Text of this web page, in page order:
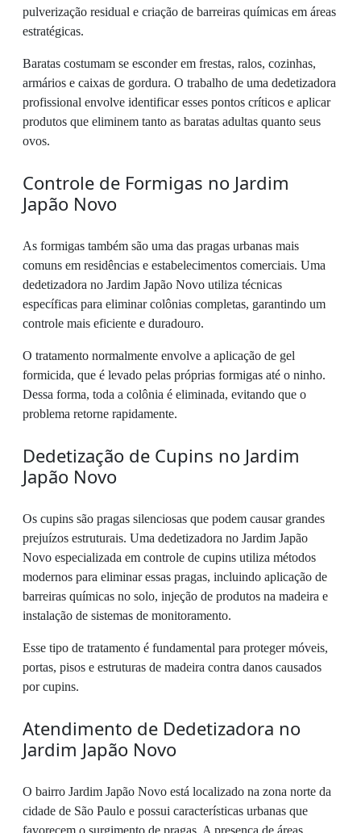
pulverização residual e criação de barreiras químicas em áreas
estratégicas.
Baratas costumam se esconder em frestas, ralos, cozinhas,
armários e caixas de gordura. O trabalho de uma dedetizadora
profissional envolve identificar esses pontos críticos e aplicar
produtos que eliminem tanto as baratas adultas quanto seus
ovos.
Controle de Formigas no Jardim
Japão Novo
As formigas também são uma das pragas urbanas mais
comuns em residências e estabelecimentos comerciais. Uma
dedetizadora no Jardim Japão Novo utiliza técnicas
específicas para eliminar colônias completas, garantindo um
controle mais eficiente e duradouro.
O tratamento normalmente envolve a aplicação de gel
formicida, que é levado pelas próprias formigas até o ninho.
Dessa forma, toda a colônia é eliminada, evitando que o
problema retorne rapidamente.
Dedetização de Cupins no Jardim
Japão Novo
Os cupins são pragas silenciosas que podem causar grandes
prejuízos estruturais. Uma dedetizadora no Jardim Japão
Novo especializada em controle de cupins utiliza métodos
modernos para eliminar essas pragas, incluindo aplicação de
barreiras químicas no solo, injeção de produtos na madeira e
instalação de sistemas de monitoramento.
Esse tipo de tratamento é fundamental para proteger móveis,
portas, pisos e estruturas de madeira contra danos causados
por cupins.
Atendimento de Dedetizadora no
Jardim Japão Novo
O bairro Jardim Japão Novo está localizado na zona norte da
cidade de São Paulo e possui características urbanas que
favorecem o surgimento de pragas. A presença de áreas